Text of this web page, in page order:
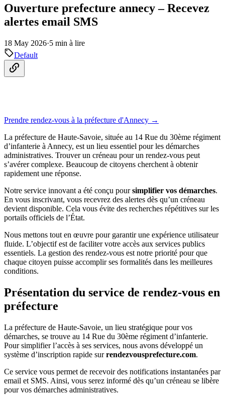
Ouverture prefecture annecy – Recevez
alertes email SMS
18 May 2026·5 min à lire
Default
Prendre rendez-vous à la préfecture d'Annecy →
La préfecture de Haute-Savoie, située au 14 Rue du 30ème régiment
d’infanterie à Annecy, est un lieu essentiel pour les démarches
administratives. Trouver un créneau pour un rendez-vous peut
s’avérer complexe. Beaucoup de citoyens cherchent à obtenir
rapidement une réponse.
Notre service innovant a été conçu poursimplifier vos démarches.
En vous inscrivant, vous recevrez des alertes dès qu’un créneau
devient disponible. Cela vous évite des recherches répétitives sur les
portails officiels de l’État.
Nous mettons tout en œuvre pour garantir une expérience utilisateur
fluide. L’objectif est de faciliter votre accès aux services publics
essentiels. La gestion des rendez-vous est notre priorité pour que
chaque citoyen puisse accomplir ses formalités dans les meilleures
conditions.
Présentation du service de rendez-vous en
préfecture
La préfecture de Haute-Savoie, un lieu stratégique pour vos
démarches, se trouve au 14 Rue du 30ème régiment d’infanterie.
Pour simplifier l’accès à ses services, nous avons développé un
système d’inscription rapide surrendezvousprefecture.com.
Ce service vous permet de recevoir des notifications instantanées par
email et SMS. Ainsi, vous serez informé dès qu’un créneau se libère
pour vos démarches administratives.